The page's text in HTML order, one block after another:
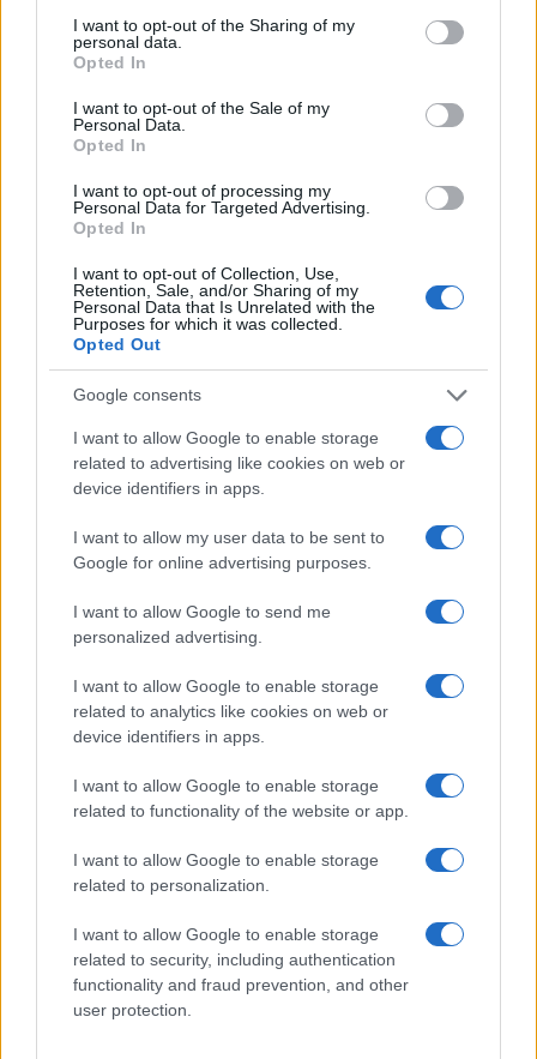
not limited to your visit or usage behaviour. You may click to
grant or deny consent to Google and its third-party tags to
use your data for below specified purposes in below Google
consent section.
I want to opt-out of the Sharing of my
personal data.
Opted In
I want to opt-out of the Sale of my
Personal Data.
Opted In
I want to opt-out of processing my
Personal Data for Targeted Advertising.
Opted In
I want to opt-out of Collection, Use,
Retention, Sale, and/or Sharing of my
Personal Data that Is Unrelated with the
Purposes for which it was collected.
Opted Out
Google consents
I want to allow Google to enable storage
related to advertising like cookies on web or
device identifiers in apps.
I want to allow my user data to be sent to
Google for online advertising purposes.
I want to allow Google to send me
personalized advertising.
I want to allow Google to enable storage
related to analytics like cookies on web or
device identifiers in apps.
I want to allow Google to enable storage
related to functionality of the website or app.
I want to allow Google to enable storage
related to personalization.
I want to allow Google to enable storage
related to security, including authentication
functionality and fraud prevention, and other
user protection.
Ricevi le nostre ultime news
daGoogle News
Condividi l'articolo
F
a
ce
b
o
o
k
w
it
te
r
n
te
re
st
h
at
s
p
p
h
a
re
Articolo precedente
Prossimo articolo
NOTIZIE RECENTI
Sangue, musica e solidarietà con Avis Olbia al
Delta Center
Meteo Olbia 9 agosto, temperature in calo
Salmo finisce in ospedale a Catania, ma il tour
Jovanotti, Gabry Ponte e Alfa: Olbia ombelico del
mondo per una notte
Giorgia Meloni a La Maddalena, la vicesindaco:
“Orgoglio e discrezione per visita privata̶…